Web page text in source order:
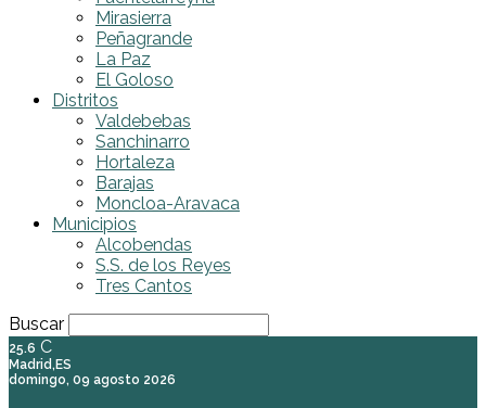
Mirasierra
Peñagrande
La Paz
El Goloso
Distritos
Valdebebas
Sanchinarro
Hortaleza
Barajas
Moncloa-Aravaca
Municipios
Alcobendas
S.S. de los Reyes
Tres Cantos
Buscar
25.6 C
Madrid,ES
domingo, 09 agosto 2026